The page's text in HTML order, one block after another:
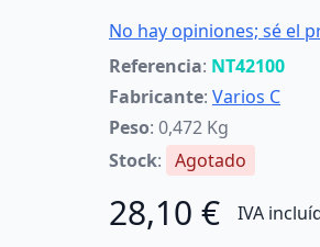
No hay opiniones; sé el
Referencia: NT42100
Fabricante: Varios C
Peso: 0,472 Kg
Stock: Agotado
28,10 € IVA